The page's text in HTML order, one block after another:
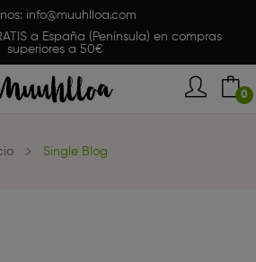
info@muuhlloa.com
a España (Península) en compras
superiores a 50€
0
Single Blog